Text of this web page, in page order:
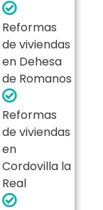
Reformas
de viviendas
en Dehesa
de Romanos
Reformas
de viviendas
en
Cordovilla la
Real